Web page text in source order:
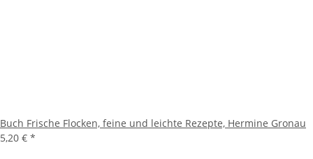
Buch Frische Flocken, feine und leichte Rezepte, Hermine Gronau
5,20 € *